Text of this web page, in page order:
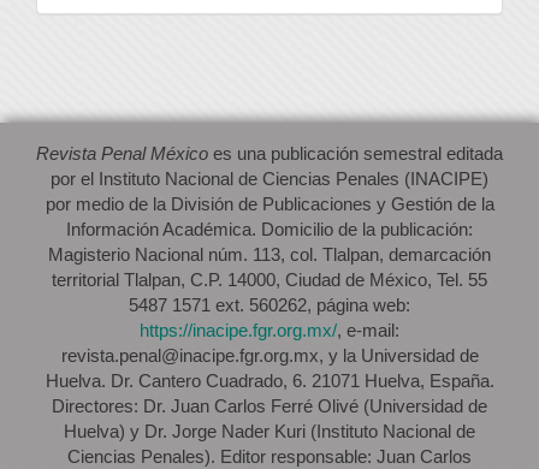
artículo
Revista Penal México es una publicación semestral editada
por el Instituto Nacional de Ciencias Penales (INACIPE)
por medio de la División de Publicaciones y Gestión de la
Información Académica. Domicilio de la publicación:
Magisterio Nacional núm. 113, col. Tlalpan, demarcación
territorial Tlalpan, C.P. 14000, Ciudad de México, Tel. 55
5487 1571 ext. 560262, página web:
https://inacipe.fgr.org.mx/, e-mail:
revista.penal@inacipe.fgr.org.mx, y la Universidad de
Huelva. Dr. Cantero Cuadrado, 6. 21071 Huelva, España.
Directores: Dr. Juan Carlos Ferré Olivé (Universidad de
Huelva) y Dr. Jorge Nader Kuri (Instituto Nacional de
Ciencias Penales). Editor responsable: Juan Carlos